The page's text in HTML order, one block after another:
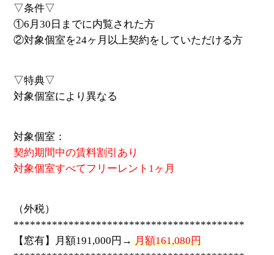
▽条件▽
①6月30日までに内覧された方
②対象個室を24ヶ月以上契約をしていただける方
▽特典▽
対象個室により異なる
対象個室：
契約期間中の賃料割引あり
対象個室すべてフリーレント1ヶ月
（外税）
******************************************
【窓有】月額191,000円→月額161,080円